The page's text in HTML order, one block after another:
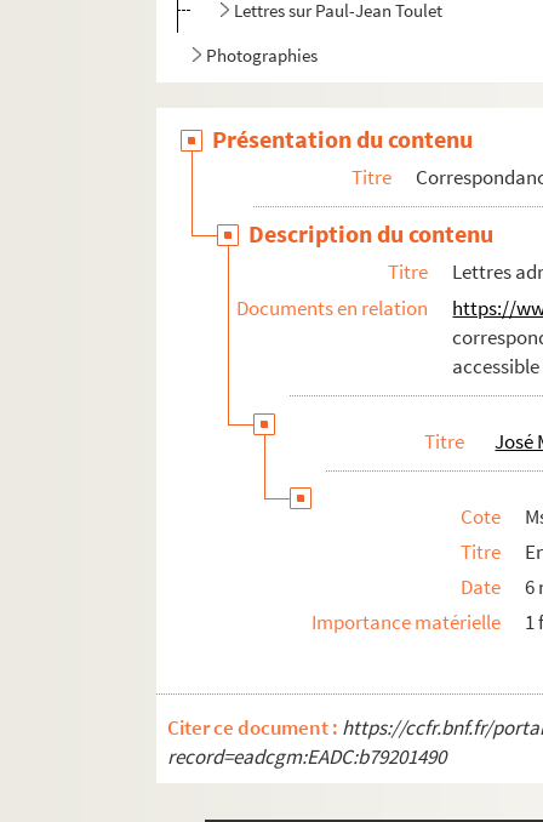
Lettres sur Paul-Jean Toulet
Photographies
Présentation du contenu
Titre
Description du contenu
Titre
Lettres
Documents en relation
https://
Titre José
Cote
Titre
Date
6
Importance matérielle
1
Citer ce document : https://ccfr.bnf.fr/
record=eadcgm:EADC:b79201490